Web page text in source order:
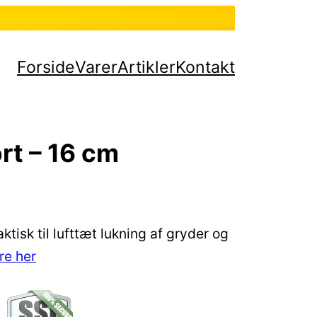
ForsideVarerArtiklerKontakt
– 16 cm
til lufttæt lukning af gryder og
her